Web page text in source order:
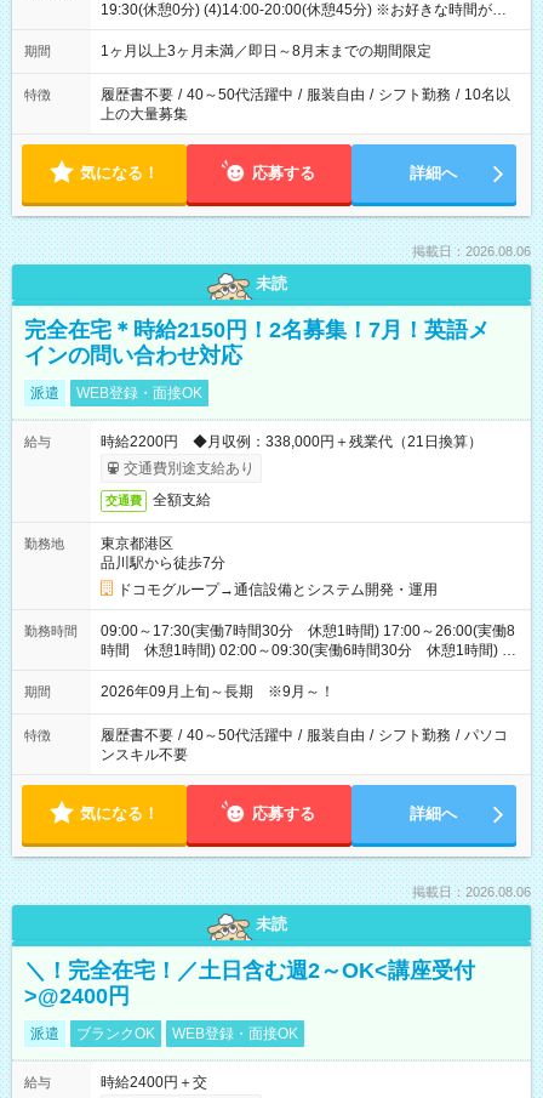
19:30(休憩0分) (4)14:00-20:00(休憩45分) ※お好きな時間が選べ
ます
期間 1ヶ月以上3ヶ月未満／即日～8月末までの期間限定
特徴 履歴書不要 / 40～50代活躍中 / 服装自由 / シフト勤務 / 10名以
上の大量募集
気になる！ 応募する 詳細へ
掲載日：2026.08.06
未読
完全在宅＊時給2150円！2名募集！7月！英語メ
インの問い合わせ対応
派遣 WEB登録・面接OK
給与
時給2200円 ◆月収例：338,000円＋残業代（21日換算）
交通費別途支給あり
交通費 全額支給
勤務地
東京都港区
品川駅から徒歩7分
ドコモグループ→通信設備とシステム開発・運用
勤務時間
09:00～17:30(実働7時間30分 休憩1時間) 17:00～26:00(実働8
時間 休憩1時間) 02:00～09:30(実働6時間30分 休憩1時間) ※
日勤は就業時間1/夜勤は就業時間2.3を連続で行って頂きます
期間 2026年09月上旬～長期 ※9月～！
特徴 履歴書不要 / 40～50代活躍中 / 服装自由 / シフト勤務 / パソコ
ンスキル不要
気になる！ 応募する 詳細へ
掲載日：2026.08.06
未読
＼！完全在宅！／土日含む週2～OK<講座受付
>@2400円
派遣 ブランクOK WEB登録・面接OK
給与 時給2400円＋交